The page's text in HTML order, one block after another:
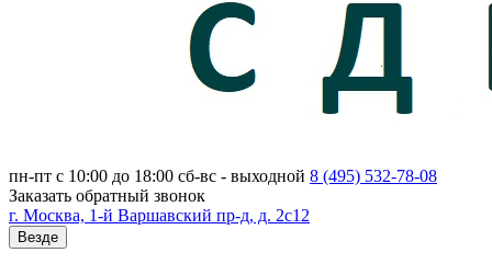
пн-пт с 10:00 до 18:00 сб-вс - выходной 8 (495) 532-78-08
Заказать обратный звонок
г. Москва, 1-й Варшавский пр-д, д. 2с12
Везде